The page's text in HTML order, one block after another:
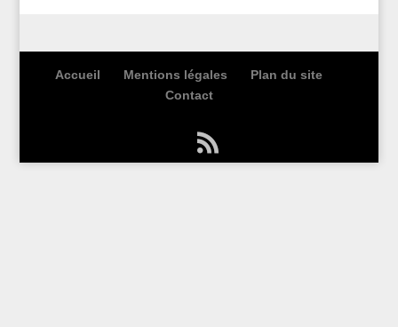
Accueil Mentions légales
Plan du site
Contact